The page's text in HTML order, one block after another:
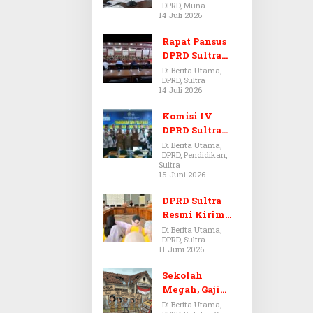
Dugaan Jual
Beli Tanah
Bermasalah di
Muna
DPRD, Muna
14 Juli 2026
Rapat Pansus
DPRD Sultra
Diskors Dua
Kali Akibat
Ketidakhadira
n Pj Sekda
Di Berita Utama,
DPRD, Sultra
14 Juli 2026
Komisi IV
DPRD Sultra
Kawal Hak
Guru,
Rencanakan
Pendidikan
Di Berita Utama,
DPRD, Pendidikan,
Sultra
15 Juni 2026
DPRD Sultra
Resmi Kirim
Aspirasi Tolak
Peraturan
BPOM No. 5
Tahun 2026 ke
Komisi IX DPR
Di Berita Utama,
DPRD, Sultra
11 Juni 2026
Sekolah
Megah, Gaji
Guru Berdarah-
Di Berita Utama,